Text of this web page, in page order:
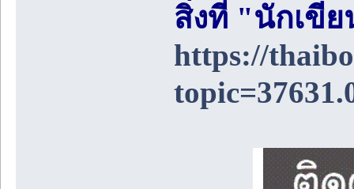
สิ่งที่ "นักเขี
https://